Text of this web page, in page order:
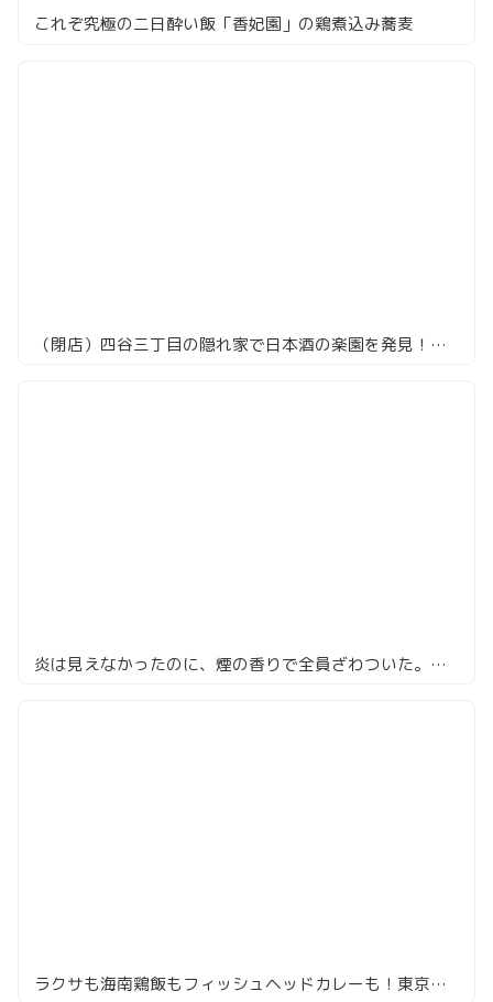
これぞ究極の二日酔い飯「香妃園」の鶏煮込み蕎麦
（閉店）四谷三丁目の隠れ家で日本酒の楽園を発見！「卯水酉」の絶品ペアリングを堪能
炎は見えなかったのに、煙の香りで全員ざわついた。恵比寿『ゆうゆ』の藁焼き鴨ドッグ
ラクサも海南鶏飯もフィッシュヘッドカレーも！東京で食べるシンガポール屋台コースが神